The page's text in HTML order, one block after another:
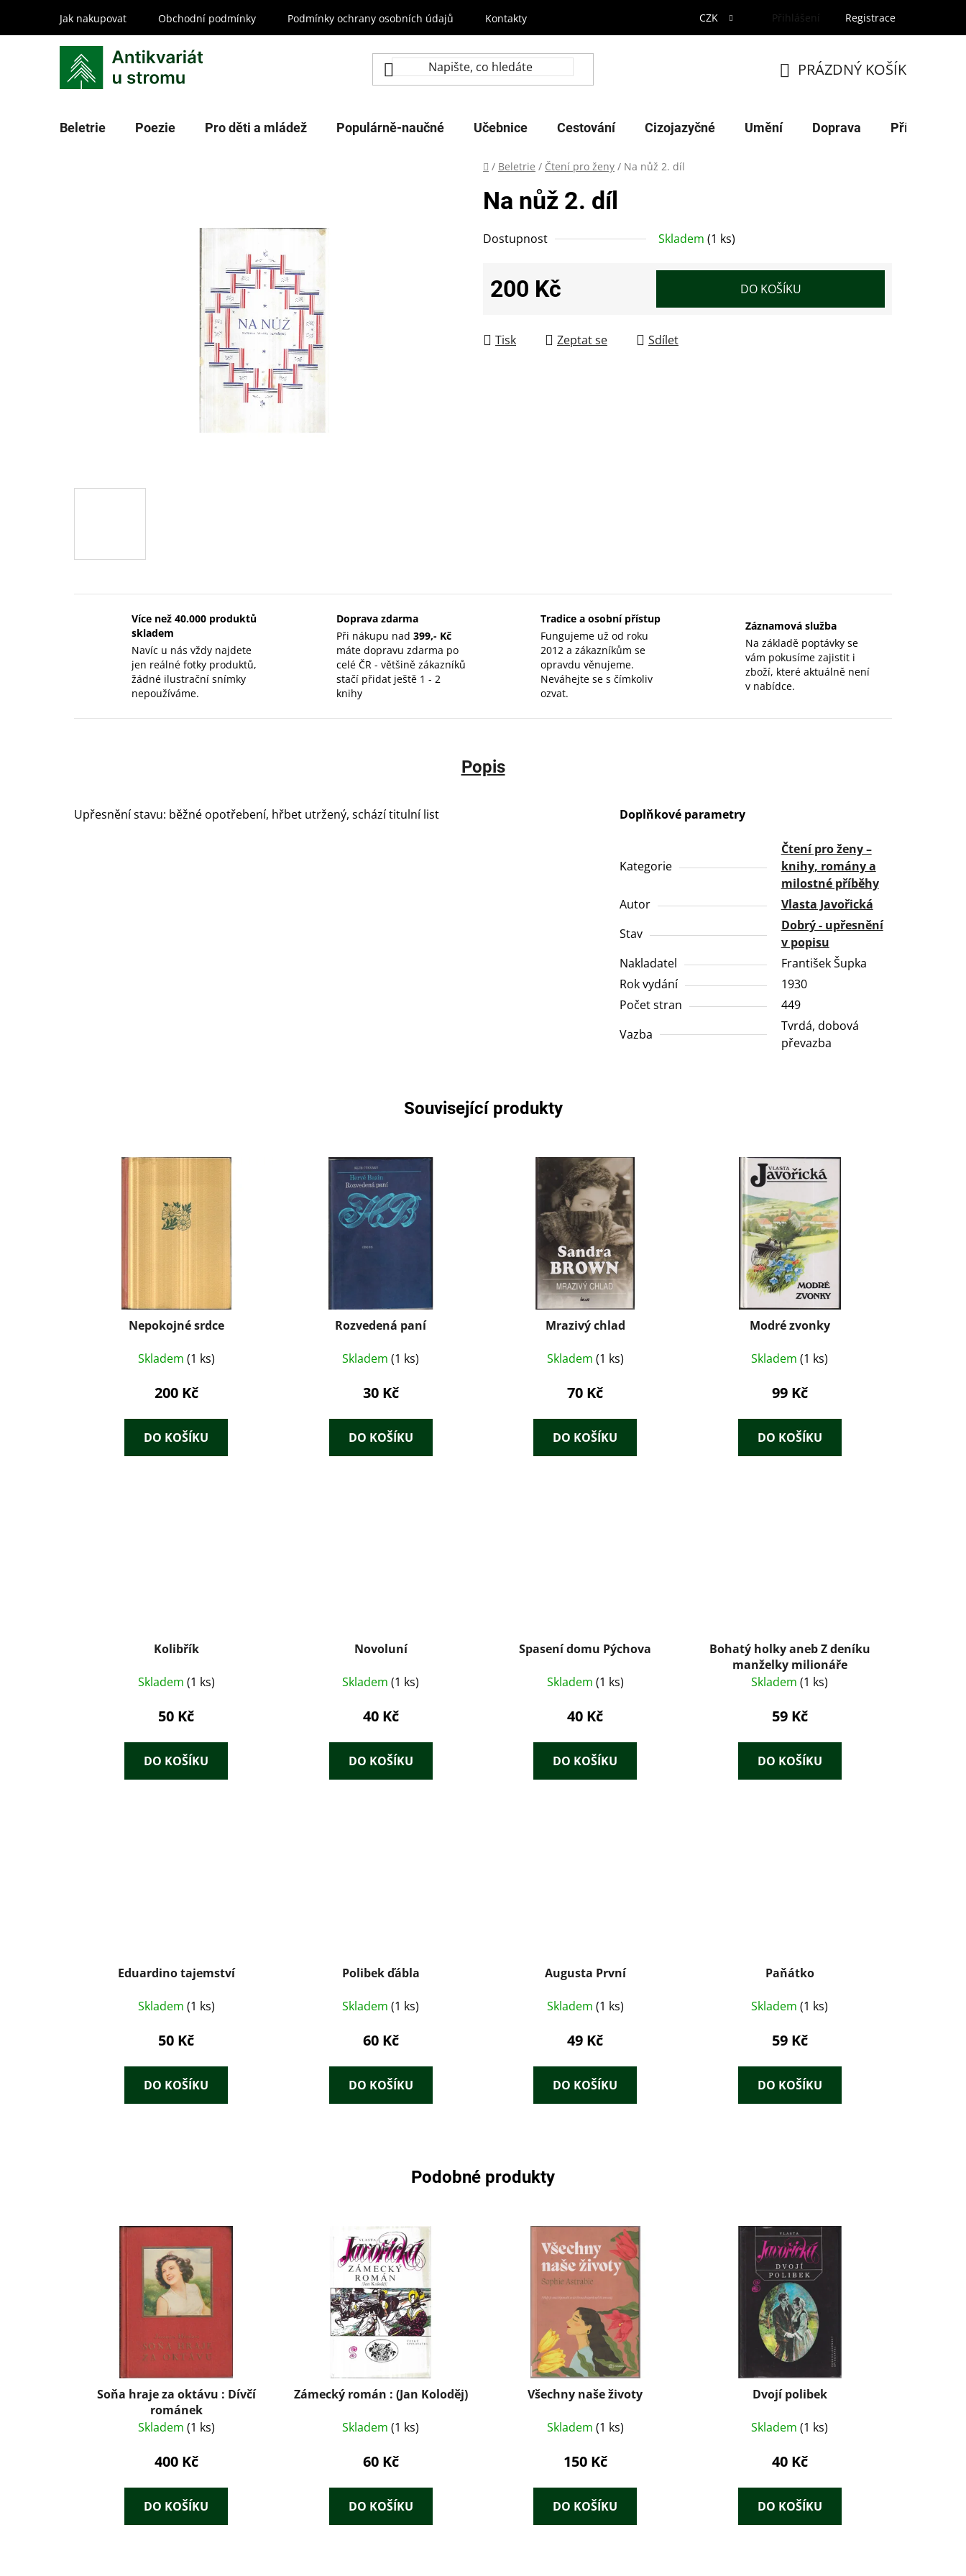
obsah
Jak nakupovat Obchodní podmínky Podmínky ochrany osobních údajů Kontakty CZK Přihlášení Registrace
KOŠÍK
PRÁZDNÝ KOŠÍK
Beletrie Poezie Pro děti a mládež Populárně-naučné Učebnice Cestování Cizojazyčné Umění Doprava Příroda
Domů
/ Beletrie / Čtení pro ženy / Na nůž 2. díl
Na nůž 2. díl
Dostupnost Skladem (1 ks)
200 Kč DO KOŠÍKU
Tisk Zeptat se Sdílet
Více než 40.000 produktů
skladem
Navíc u nás vždy najdete
jen reálné fotky produktů,
žádné ilustrační snímky
nepoužíváme.
Doprava zdarma
Při nákupu nad 399,- Kč
máte dopravu zdarma po
celé ČR - většině zákazníků
stačí přidat ještě 1 - 2
knihy
Tradice a osobní přístup
Fungujeme už od roku
2012 a zákazníkům se
opravdu věnujeme.
Neváhejte se s čímkoliv
ozvat.
Záznamová služba
Na základě poptávky se
vám pokusíme zajistit i
zboží, které aktuálně není
v nabídce.
Popis
Upřesnění stavu: běžné opotřebení, hřbet utržený, schází titulní list Doplňkové parametry
Kategorie
Čtení pro ženy –
knihy, romány a
milostné příběhy
Autor
Vlasta Javořická
Stav
Dobrý - upřesnění
v popisu
Nakladatel
František Šupka
Rok vydání
1930
Počet stran
449
Vazba
Tvrdá, dobová
převazba
Související produkty
Nepokojné srdce
Skladem (1 ks)
200 Kč
DO KOŠÍKU
Rozvedená paní
Skladem(1 ks)
30 Kč
DO KOŠÍKU
Mrazivý chlad
Skladem (1 ks)
70 Kč
DO KOŠÍKU
Modré zvonky
Skladem(1 ks)
99 Kč
DO KOŠÍKU
Kolibřík
Skladem (1 ks)
50 Kč
DO KOŠÍKU
Novoluní
Skladem(1 ks)
40 Kč
DO KOŠÍKU
Spasení domu Pýchova
Skladem (1 ks)
40 Kč
DO KOŠÍKU
Bohatý holky aneb Z deníku
manželky milionáře
Skladem(1 ks)
59 Kč
DO KOŠÍKU
Eduardino tajemství
Skladem (1 ks)
50 Kč
DO KOŠÍKU
Polibek ďábla
Skladem(1 ks)
60 Kč
DO KOŠÍKU
Augusta První
Skladem (1 ks)
49 Kč
DO KOŠÍKU
Paňátko
Skladem(1 ks)
59 Kč
DO KOŠÍKU
Podobné produkty
Soňa hraje za oktávu : Dívčí
románek
Skladem (1 ks)
400 Kč
DO KOŠÍKU
Zámecký román : (Jan Koloděj)
Skladem(1 ks)
60 Kč
DO KOŠÍKU
Všechny naše životy
Skladem (1 ks)
150 Kč
DO KOŠÍKU
Dvojí polibek
Skladem(1 ks)
40 Kč
DO KOŠÍKU